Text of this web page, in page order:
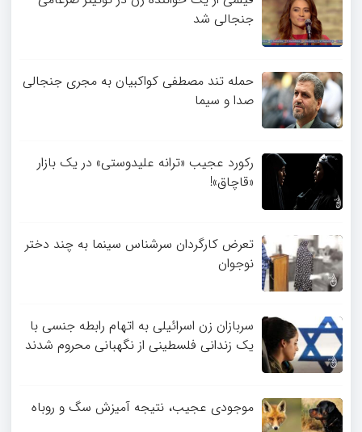
جنجالی شد
حمله تند مصطفی کواکبیان به مجری جنجالی
صدا و سیما
رکورد عجیب «ترانه علیدوستی» در یک بازار
«قاچاق»!
تعرض کارگردان سرشناس سینما به چند دختر
نوجوان
سربازان زن اسرائیلی به اتهام رابطه جنسی با
یک زندانی فلسطینی از نگهبانی محروم شدند
موجودی عجیب، نتیجه آمیزش سگ و روباه